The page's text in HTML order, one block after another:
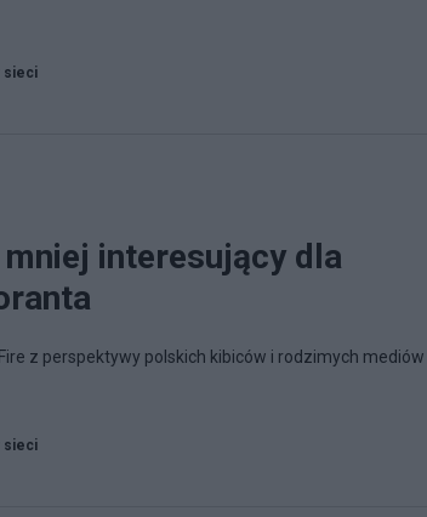
sieci
interesujący dla
z perspektywy polskich kibiców i rodzimych mediów
sieci